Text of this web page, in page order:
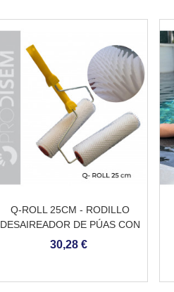
Q-ROLL 25CM - RODILLO
DESAIREADOR DE PÚAS CON
MANGO
30,28 €